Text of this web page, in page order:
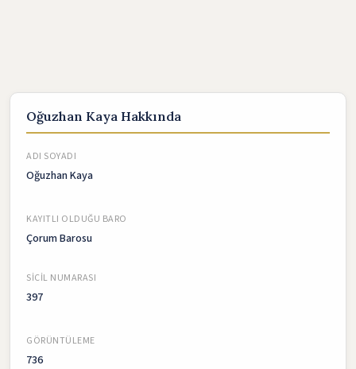
Oğuzhan Kaya Hakkında
ADI SOYADI
Oğuzhan Kaya
KAYITLI OLDUĞU BARO
Çorum Barosu
SICIL NUMARASI
397
GÖRÜNTÜLEME
736